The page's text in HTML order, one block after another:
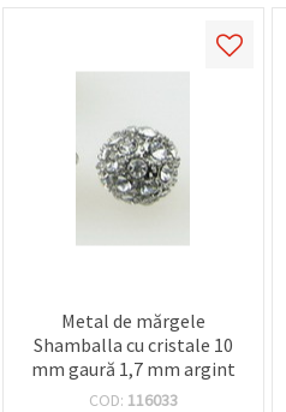
Metal de mărgele
Shamballa cu cristale 10
mm gaură 1,7 mm argint
COD: 116033